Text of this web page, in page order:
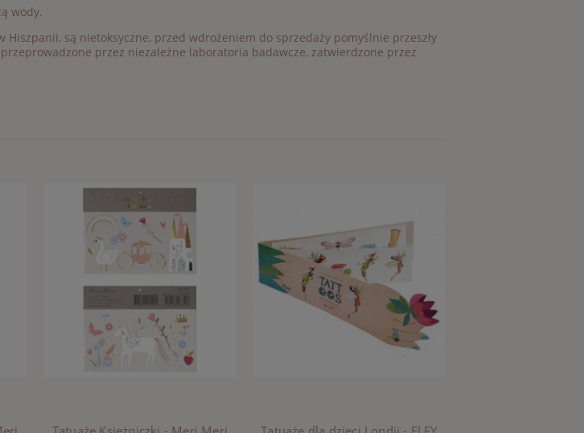
wody.
Hiszpanii, są nietoksyczne, przed wdrożeniem do sprzedaży pomyślnie przeszły
przez niezależne laboratoria badawcze, zatwierdzone przez